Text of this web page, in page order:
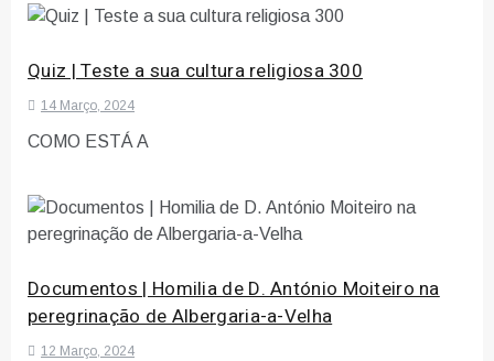
Quiz | Teste a sua cultura religiosa 300
14 Março, 2024
COMO ESTÁ A
Documentos | Homilia de D. António Moiteiro na
peregrinação de Albergaria-a-Velha
12 Março, 2024